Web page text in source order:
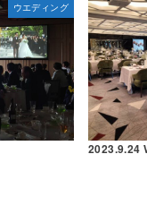
ウエディング
2023.9.24